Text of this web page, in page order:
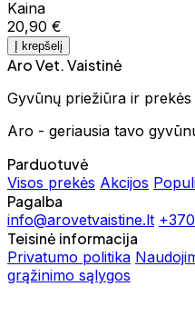
Kaina
20,90 €
Į krepšelį
Aro Vet. Vaistinė
Gyvūnų priežiūra ir prekės
Aro - geriausia tavo
Parduotuvė
Visos prekės Akcijos
Pagalba
info@arovetvaistine.lt
Teisinė informacija
Privatumo politika
grąžinimo sąlygos